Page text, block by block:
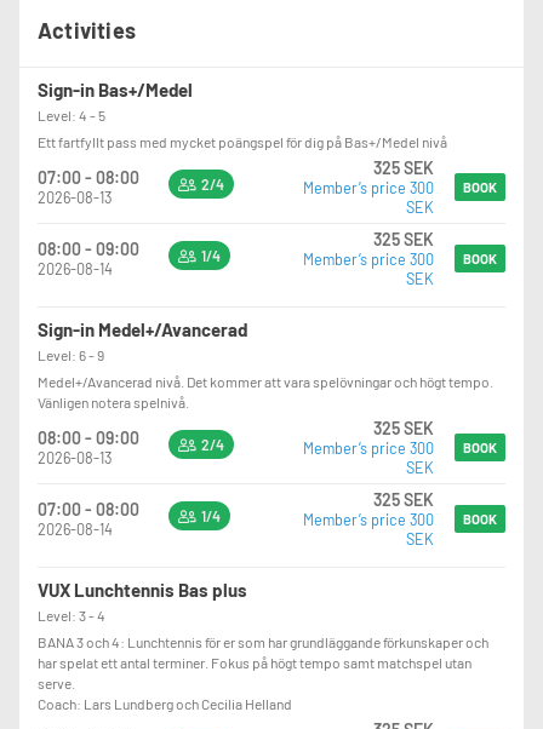
Activities
Sign-in Bas+/Medel
Level: 4 - 5
Ett fartfyllt pass med mycket poängspel för dig på Bas+/Medel nivå
07:00 - 08:00
2026-08-13
2/4
325 SEK
Member’s price 300
SEK
BOOK
08:00 - 09:00
2026-08-14
1/4
325 SEK
Member’s price 300
SEK
BOOK
Sign-in Medel+/Avancerad
Level: 6 - 9
Medel+/Avancerad nivå. Det kommer att vara spelövningar och högt tempo.
Vänligen notera spelnivå.
08:00 - 09:00
2026-08-13
2/4
325 SEK
Member’s price 300
SEK
BOOK
07:00 - 08:00
2026-08-14
1/4
325 SEK
Member’s price 300
SEK
BOOK
VUX Lunchtennis Bas plus
Level: 3 - 4
BANA 3 och 4: Lunchtennis för er som har grundläggande förkunskaper och
har spelat ett antal terminer. Fokus på högt tempo samt matchspel utan
serve.
Coach: Lars Lundberg och Cecilia Helland